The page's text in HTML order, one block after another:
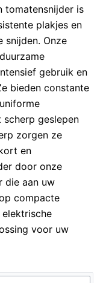
tomatensnijder is
plakjes en
snijden. Onze
gebruik en
bieden constante
geslepen
zorgen ze
en
door onze
die aan uw
compacte
voor uw